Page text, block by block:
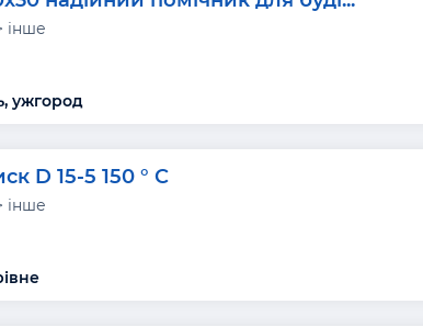
інше
ужгород
D 15-5 150 ° C
інше